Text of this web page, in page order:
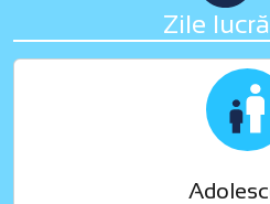
Zile